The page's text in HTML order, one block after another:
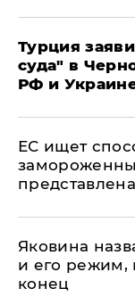
Турция
суда" в
РФ и
ЕС ищет
Яковина
и его режим,
конец